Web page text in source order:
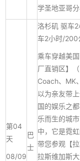
学圣地亚哥
第04
天
08/09
巴
士
洛杉矶 驱车
车2小时/200
乘车穿越美
厂直销区】
Coach、MK
以为亲友带
国的娱乐之
乐而生的城
中，它是霓
带您参观【
拉斯维加斯